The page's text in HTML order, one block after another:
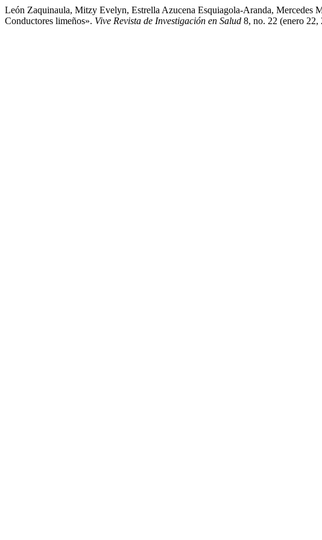
León Zaquinaula, Mitzy Evelyn, Estrella Azucena Esquiagola-Aranda, Mercedes
Conductores limeños». Vive Revista de Investigación en Salud 8, no. 22 (enero